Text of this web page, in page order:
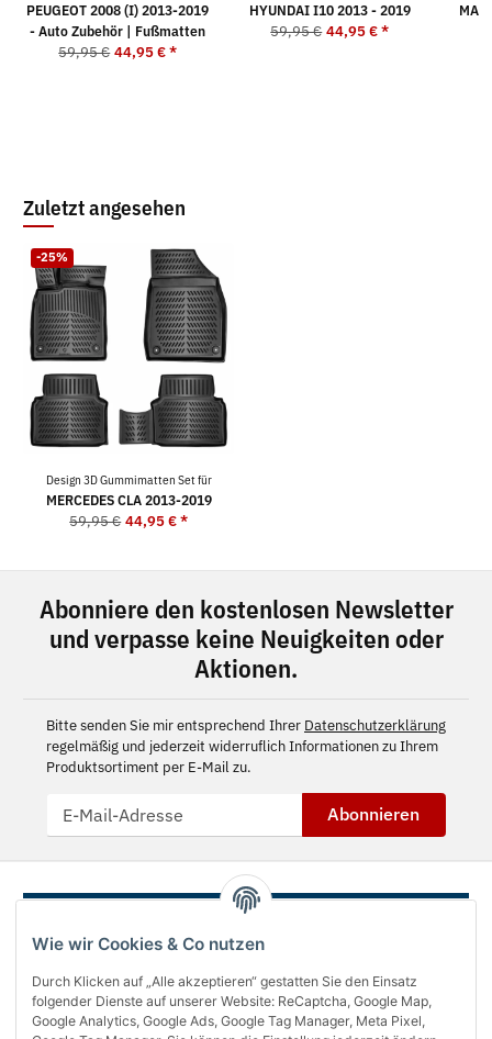
Wie wir Cookies & Co nutzen
Durch Klicken auf „Alle akzeptieren“ gestatten Sie den Einsatz
folgender Dienste auf unserer Website: ReCaptcha, Google Map,
Google Analytics, Google Ads, Google Tag Manager, Meta Pixel,
PEUGEOT 2008 (I) 2013-2019
- Auto Zubehör | Fußmatten
59,95 € 44,95 €*
HYUNDAI I10 2013 - 2019
59,95 € 44,95 €*
Zuletzt angesehen
-25%
Design 3D Gummimatten Set für
MERCEDES CLA 2013-2019
59,95 € 44,95 €*
Abonniere den kostenlosen Newsletter
und verpasse keine Neuigkeiten oder
Aktionen.
Bitte senden Sie mir entsprechend Ihrer Datenschutzerklärung
regelmäßig und jederzeit widerruflich Informationen zu Ihrem
Produktsortiment per E-Mail zu.
Abonnieren